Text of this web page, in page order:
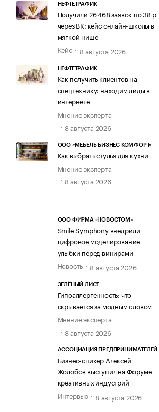
НЕФТЕТРАФИК
Получили 26 468 заявок по 38 р
через ВК: кейс онлайн-школы в
мягкой нише
Кейс
8 августа 2026
НЕФТЕТРАФИК
Как получить клиентов на
спецтехнику: находим лиды в
интернете
Мнение эксперта
8 августа 2026
ООО «МЕБЕЛЬ БИЗНЕС КОМФОРТ»
Как выбрать стулья для кухни
Мнение эксперта
8 августа 2026
ООО ФИРМА «НОВОСТОМ»
Smile Symphony внедрили
цифровое моделирование
улыбки перед винирами
Новость
8 августа 2026
ЗЕЛЁНЫЙ ЛИСТ
Гипоаллергенность: что
скрывается за модным словом
Мнение эксперта
8 августа 2026
АССОЦИАЦИЯ ПРЕДПРИНИМАТЕЛЕЙ
Бизнес-спикер Алексей
Жолобов выступил на Форуме
креативных индустрий
Интервью
8 августа 2026